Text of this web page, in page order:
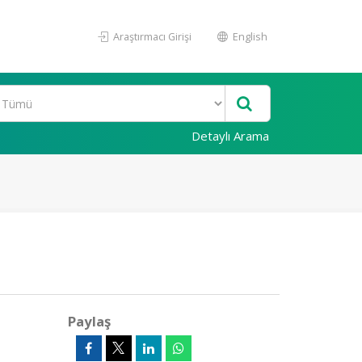
Araştırmacı Girişi English
Detaylı Arama
Paylaş